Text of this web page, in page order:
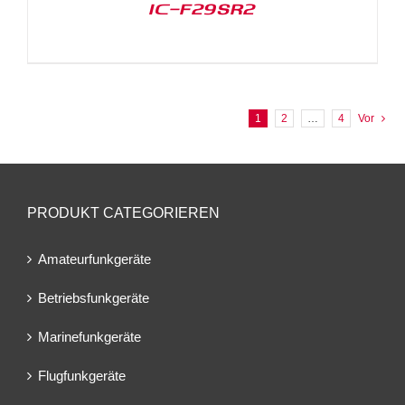
IC-F29SR2
1 2 … 4 Vor
PRODUKT CATEGORIEREN
Amateurfunkgeräte
Betriebsfunkgeräte
Marinefunkgeräte
Flugfunkgeräte